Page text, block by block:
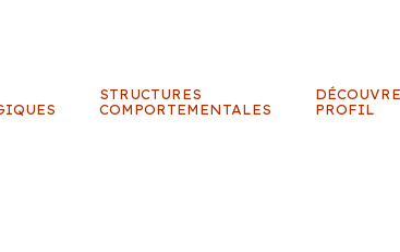
STRUCTURES
COMPORTEMENTALES
PROFIL